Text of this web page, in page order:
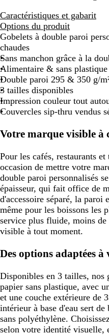
Caractéristiques et gabarit
Options du produit
Gobelets à double paroi
chaudes
Sans manchon grâce à la
Alimentaire & sans plastique
Double paroi 295 & 350 g/
3 tailles disponibles
Impression couleur tout
Couvercles sip-thru vendus
Votre marque visible à
Pour les cafés, restaurants
occasion de mettre votre
double paroi personnalisés
épaisseur, qui fait office de
d'accessoire séparé, la paroi
même pour les boissons les
service plus fluide, moins
visible à tout moment.
Des options adaptées
Disponibles en 3 tailles, nos
papier sans plastique, avec
et une couche extérieure de
intérieur à base d'eau sert
sans polyéthylène.
selon votre identité visuelle,